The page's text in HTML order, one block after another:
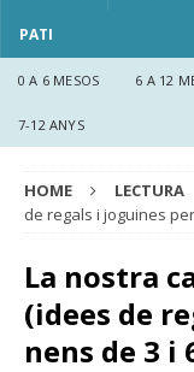
PATI
0 A 6 MESOS 6 A 12
7-12 ANYS
HOME LECTURA
de regals i joguines
La nostra
(idees de
nens de 3 i